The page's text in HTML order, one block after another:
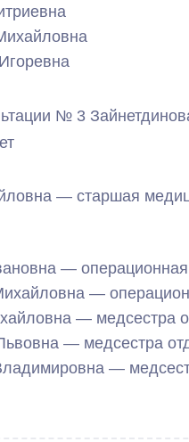
№ 3
— старшая
—
—
— медсестра
— медсестра
—